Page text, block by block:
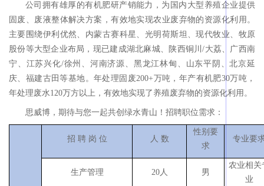
公司拥有雄厚的有机肥研产销能力，为国内大型养殖企业提供
固废、废液整体解决方案，有效地实现农业废弃物的资源化利用。
主要围绕伊利优然、内蒙古赛科星、光明荷斯坦、现代牧业、牧原
股份等大型企业布局，现已建成湖北麻城、陕西铜川/大荔、广西南
宁、江苏兴化/徐州、河南济源、黑龙江林甸、山东平阴、北京延
庆、福建古田等基地。年处理固废200+万吨，年产有机肥30万吨，
年处理废水120万方以上，有效地实现了养殖废弃物的资源化利用。
思威博，期待与您一起共创绿水青山！招聘职位需求：
招 聘 岗 位 人 数
性别要
求
专业要
生产管理 20人 男
农业相关
业